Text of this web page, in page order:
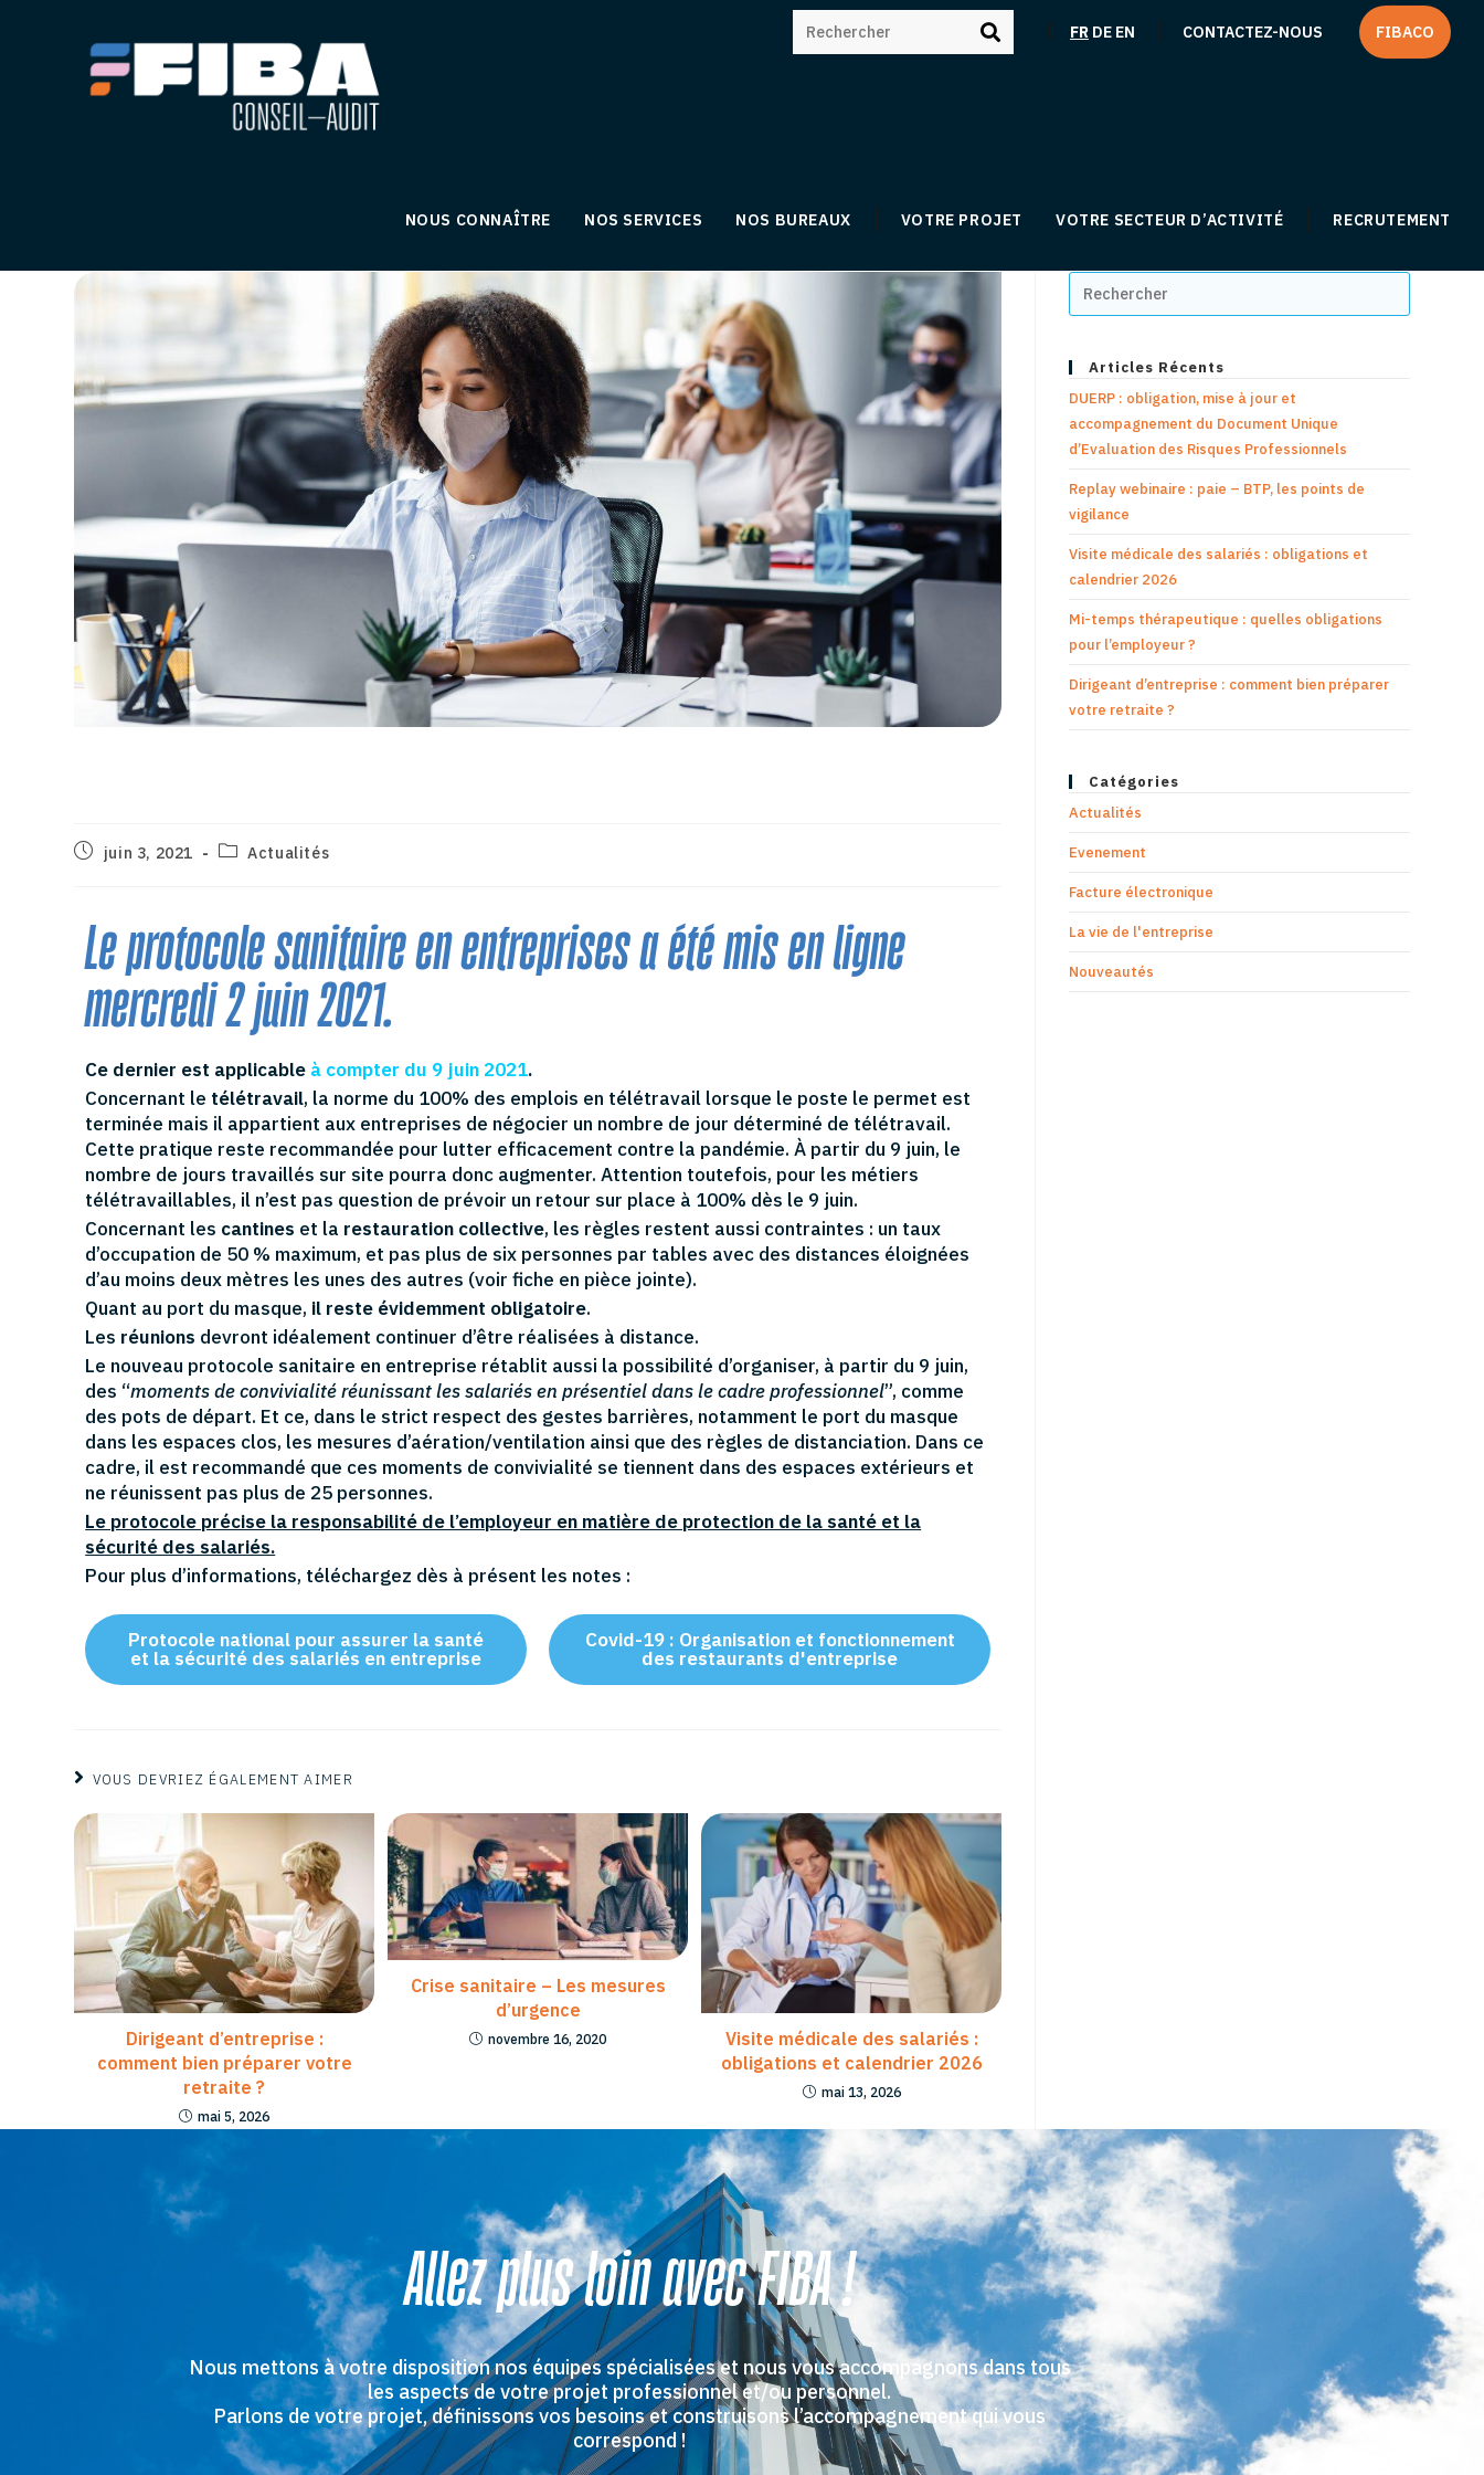
| FR DE EN | CONTACTEZ-NOUS FIBACO
NOUS CONNAÎTRE NOS SERVICES NOS BUREAUX VOTRE PROJET VOTRE SECTEUR D’ACTIVITÉ RECRUTEMENT
juin 3, 2021 Actualités
Le protocole sanitaire en entreprises a été mis en ligne
mercredi 2 juin 2021.
Ce dernier est applicable à compter du 9 juin 2021.
Concernant le télétravail, la norme du 100% des emplois en télétravail lorsque le poste le permet est
terminée mais il appartient aux entreprises de négocier un nombre de jour déterminé de télétravail.
Cette pratique reste recommandée pour lutter efficacement contre la pandémie. À partir du 9 juin, le
nombre de jours travaillés sur site pourra donc augmenter. Attention toutefois, pour les métiers
télétravaillables, il n’est pas question de prévoir un retour sur place à 100% dès le 9 juin.
Concernant les cantines et la restauration collective, les règles restent aussi contraintes : un taux
d’occupation de 50 % maximum, et pas plus de six personnes par tables avec des distances éloignées
d’au moins deux mètres les unes des autres (voir fiche en pièce jointe).
Quant au port du masque, il reste évidemment obligatoire.
Les réunions devront idéalement continuer d’être réalisées à distance.
Le nouveau protocole sanitaire en entreprise rétablit aussi la possibilité d’organiser, à partir du 9 juin,
des “moments de convivialité réunissant les salariés en présentiel dans le cadre professionnel”, comme
des pots de départ. Et ce, dans le strict respect des gestes barrières, notamment le port du masque
dans les espaces clos, les mesures d’aération/ventilation ainsi que des règles de distanciation. Dans ce
cadre, il est recommandé que ces moments de convivialité se tiennent dans des espaces extérieurs et
ne réunissent pas plus de 25 personnes.
Le protocole précise la responsabilité de l’employeur en matière de protection de la santé et la
sécurité des salariés.
Pour plus d’informations, téléchargez dès à présent les notes :
Protocole national pour assurer la santé
et la sécurité des salariés en entreprise
Covid-19 : Organisation et fonctionnement
des restaurants d'entreprise
VOUS DEVRIEZ ÉGALEMENT AIMER
Dirigeant d’entreprise :
comment bien préparer votre
retraite ?
mai 5, 2026
Crise sanitaire – Les mesures
d’urgence
novembre 16, 2020
Visite médicale des salariés :
obligations et calendrier 2026
mai 13, 2026
Articles Récents
DUERP : obligation, mise à jour et
accompagnement du Document Unique
d’Evaluation des Risques Professionnels
Replay webinaire : paie – BTP, les points de
vigilance
Visite médicale des salariés : obligations et
calendrier 2026
Mi-temps thérapeutique : quelles obligations
pour l’employeur ?
Dirigeant d’entreprise : comment bien préparer
votre retraite ?
Catégories
Actualités
Evenement
Facture électronique
La vie de l'entreprise
Nouveautés
Allez plus loin avec FIBA !
Nous mettons à votre disposition nos équipes spécialisées et nous vous accompagnons dans tous
les aspects de votre projet professionnel et/ou personnel.
Parlons de votre projet, définissons vos besoins et construisons l’accompagnement qui vous
correspond !